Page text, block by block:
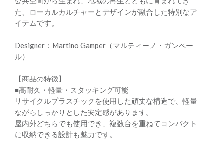
た、ローカルカルチャーとデザインが融合した特別なア
イテムです。
Designer：Martino Gamper（マルティーノ・ガンペー
ル）
【商品の特徴】
■高耐久・軽量・スタッキング可能
リサイクルプラスチックを使用した頑丈な構造で、軽量
ながらしっかりとした安定感があります。
屋内外どちらでも使用でき、複数台を重ねてコンパクト
に収納できる設計も魅力です。